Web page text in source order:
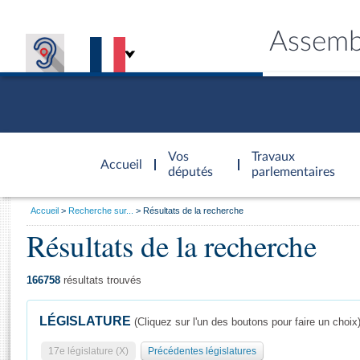
Accueil
d'accueil
Vos
députés
Travaux
parlementaires
Général
Vous
Accueil Recherche sur... Résultats de la recherche
Résultats de la recherche
166758 résultats trouvés
LÉGISLATURE (Cliquez sur l'un des boutons pour faire un choix)
17e législature (X) Précédentes législatures